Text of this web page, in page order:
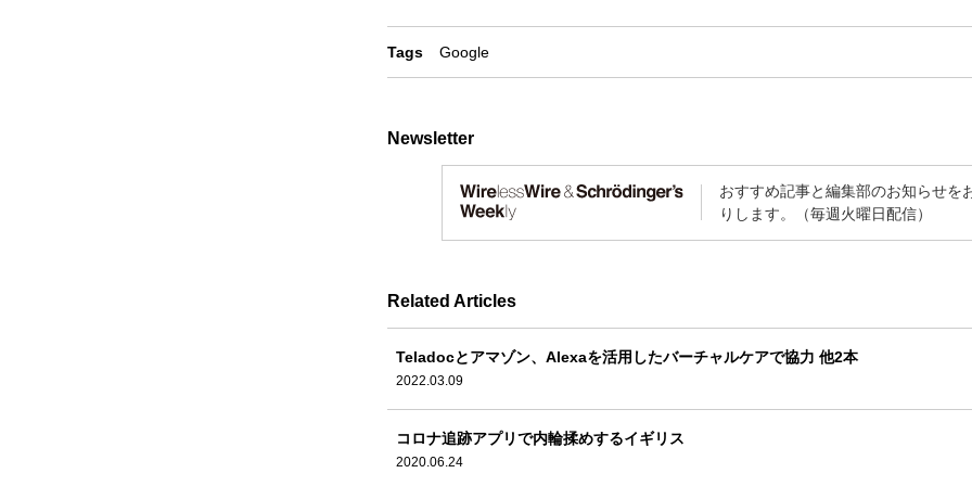
Tags Google
Newsletter
おすすめ記事と編集部のお知らせを
りします。（毎週火曜日配信）
Related Articles
Teladocとアマゾン、Alexaを活用したバーチャルケアで協力 他2本
2022.03.09
コロナ追跡アプリで内輪揉めするイギリス
2020.06.24